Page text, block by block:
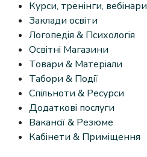
Курси, тренінги, вебінари
Заклади освіти
Логопедія & Психологія
Освітні Магазини
Товари & Матеріали
Табори & Події
Спільноти & Ресурси
Додаткові послуги
Вакансії & Резюме
Кабінети & Приміщення